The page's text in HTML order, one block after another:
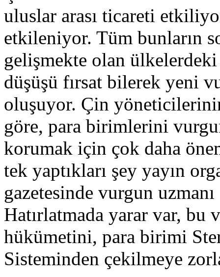
uluslar arası ticareti
etkileniyor. Tüm bunların
gelişmekte olan
düşüşü fırsat bilerek yeni
oluşuyor. Çin
göre, para birimlerini
korumak için çok daha
tek yaptıkları şey yayın
gazetesinde vurgun
Hatırlatmada yarar var, bu
hükümetini, para birimi
Sisteminden çekilmeye